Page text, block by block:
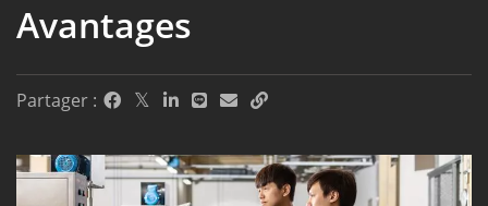
Avantages
Partager :